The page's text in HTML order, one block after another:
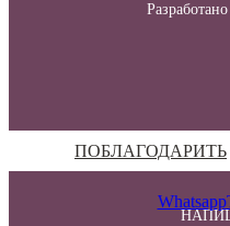
ПОБЛАГОДАРИТЬ
Whatsapp